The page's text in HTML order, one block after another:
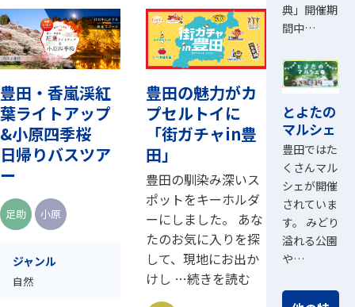
豊田・香嵐渓紅
葉ライトアップ
&小原四季桜
日帰りバスツア
ー
足助 小原
ジャンル
自然
豊田の魅力がカ
プセルトイに
「街ガチャin豊
田」
豊田の馴染み深いス
ポットをキーホルダ
ーにしました。 あな
たのお気に入りを探
して、現地にお出か
けし …続きを読む
典」開催期
間中…
とよたの
マルシェ
豊田ではた
くさんマル
シェが開催
されていま
す。 みどり
溢れる公園
や…